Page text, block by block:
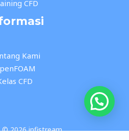
CFD
Kami
CFD
© 2026 infistream